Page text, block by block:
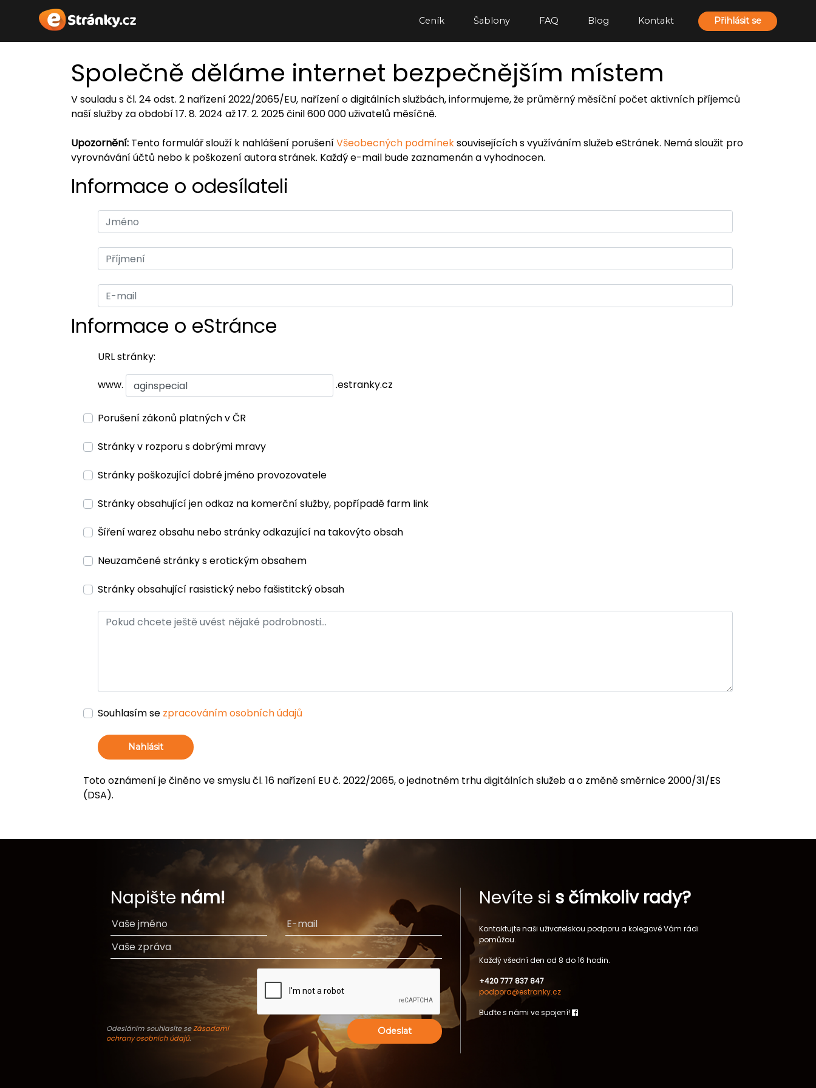
Ceník Šablony FAQ Blog Kontakt Přihlásit se
Společně děláme internet bezpečnějším místem
V souladu s čl. 24 odst. 2 nařízení 2022/2065/EU, nařízení o digitálních službách, informujeme, že průměrný měsíční počet aktivních příjemců
naší služby za období 17. 8. 2024 až 17. 2. 2025 činil 600 000 uživatelů měsíčně.
Upozornění: Tento formulář slouží k nahlášení porušeníVšeobecných podmíneksouvisejících s využíváním služeb eStránek. Nemá sloužit pro
vyrovnávání účtů nebo k poškození autora stránek. Každý e-mail bude zaznamenán a vyhodnocen.
Informace o odesílateli
Informace o eStránce
URL stránky:
www. .estranky.cz
Porušení zákonů platných v ČR
Stránky v rozporu s dobrými mravy
Stránky poškozující dobré jméno provozovatele
Stránky obsahující jen odkaz na komerční služby, popřípadě farm link
Šíření warez obsahu nebo stránky odkazující na takovýto obsah
Neuzamčené stránky s erotickým obsahem
Stránky obsahující rasistický nebo fašistitcký obsah
Souhlasím se zpracováním osobních údajů
Nahlásit
Toto oznámení je činěno ve smyslu čl. 16 nařízení EU č. 2022/2065, o jednotném trhu digitálních služeb a o změně směrnice 2000/31/ES
(DSA).
Napište nám!
Odesláním souhlasíte seZásadami
ochrany osobních údajů.
Odeslat
Nevíte si s čímkoliv rady?
Kontaktujte naši uživatelskou podporu a kolegové Vám rádi
pomůžou.
Každý všední den od 8 do 16 hodin.
+420 777 837 847
podpora@estranky.cz
Buďte s námi ve spojení!